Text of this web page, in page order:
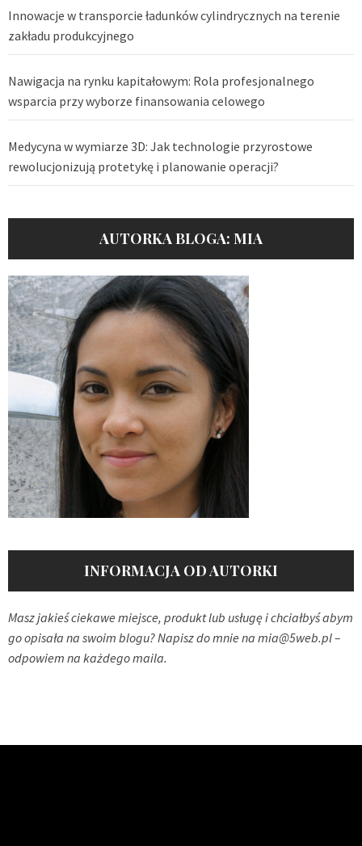
Innowacje w transporcie ładunków cylindrycznych na terenie
zakładu produkcyjnego
Nawigacja na rynku kapitałowym: Rola profesjonalnego
wsparcia przy wyborze finansowania celowego
Medycyna w wymiarze 3D: Jak technologie przyrostowe
rewolucjonizują protetykę i planowanie operacji?
AUTORKA BLOGA: MIA
INFORMACJA OD AUTORKI
Masz jakieś ciekawe miejsce, produkt lub usługę i chciałbyś abym
go opisała na swoim blogu? Napisz do mnie na mia@5web.pl–
odpowiem na każdego maila.